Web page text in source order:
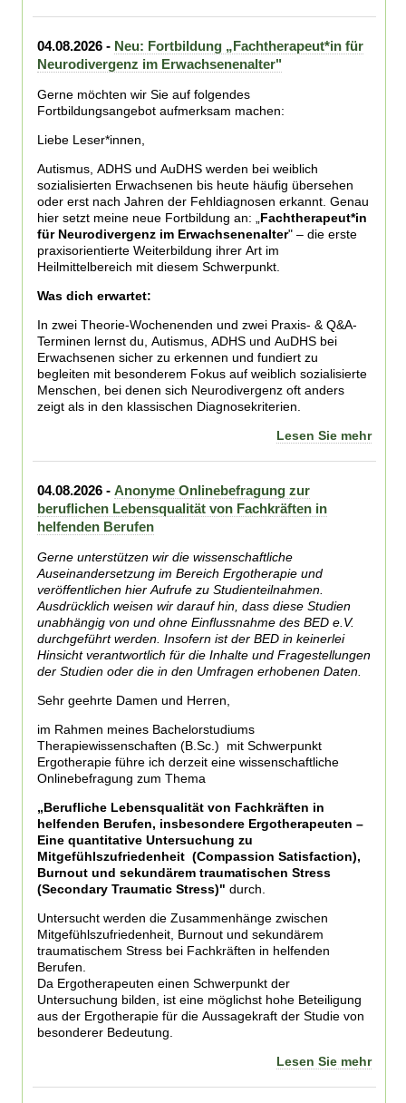
04.08.2026 - Neu: Fortbildung „Fachtherapeut*in für
Neurodivergenz im Erwachsenenalter"
Gerne möchten wir Sie auf folgendes
Fortbildungsangebot aufmerksam machen:
Liebe Leser*innen,
Autismus, ADHS und AuDHS werden bei weiblich
sozialisierten Erwachsenen bis heute häufig übersehen
oder erst nach Jahren der Fehldiagnosen erkannt. Genau
hier setzt meine neue Fortbildung an: „Fachtherapeut*in
für Neurodivergenz im Erwachsenenalter" – die erste
praxisorientierte Weiterbildung ihrer Art im
Heilmittelbereich mit diesem Schwerpunkt.
Was dich erwartet:
In zwei Theorie-Wochenenden und zwei Praxis- & Q&A-
Terminen lernst du, Autismus, ADHS und AuDHS bei
Erwachsenen sicher zu erkennen und fundiert zu
begleiten mit besonderem Fokus auf weiblich sozialisierte
Menschen, bei denen sich Neurodivergenz oft anders
zeigt als in den klassischen Diagnosekriterien.
Lesen Sie mehr
04.08.2026 - Anonyme Onlinebefragung zur
beruflichen Lebensqualität von Fachkräften in
helfenden Berufen
Gerne unterstützen wir die wissenschaftliche
Auseinandersetzung im Bereich Ergotherapie und
veröffentlichen hier Aufrufe zu Studienteilnahmen.
Ausdrücklich weisen wir darauf hin, dass diese Studien
unabhängig von und ohne Einflussnahme des BED e.V.
durchgeführt werden. Insofern ist der BED in keinerlei
Hinsicht verantwortlich für die Inhalte und Fragestellungen
der Studien oder die in den Umfragen erhobenen Daten.
Sehr geehrte Damen und Herren,
im Rahmen meines Bachelorstudiums
Therapiewissenschaften (B.Sc.) mit Schwerpunkt
Ergotherapie führe ich derzeit eine wissenschaftliche
Onlinebefragung zum Thema
„Berufliche Lebensqualität von Fachkräften in
helfenden Berufen, insbesondere Ergotherapeuten –
Eine quantitative Untersuchung zu
Mitgefühlszufriedenheit (Compassion Satisfaction),
Burnout und sekundärem traumatischen Stress
(Secondary Traumatic Stress)" durch.
Untersucht werden die Zusammenhänge zwischen
Mitgefühlszufriedenheit, Burnout und sekundärem
traumatischem Stress bei Fachkräften in helfenden
Berufen.
Da Ergotherapeuten einen Schwerpunkt der
Untersuchung bilden, ist eine möglichst hohe Beteiligung
aus der Ergotherapie für die Aussagekraft der Studie von
besonderer Bedeutung.
Lesen Sie mehr